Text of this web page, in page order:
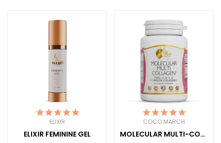
ELIXIR
ELIXIR FEMININE GEL
COCÓ MARCH
MOLECULAR MULTI-COLLAGEN CAPSULES